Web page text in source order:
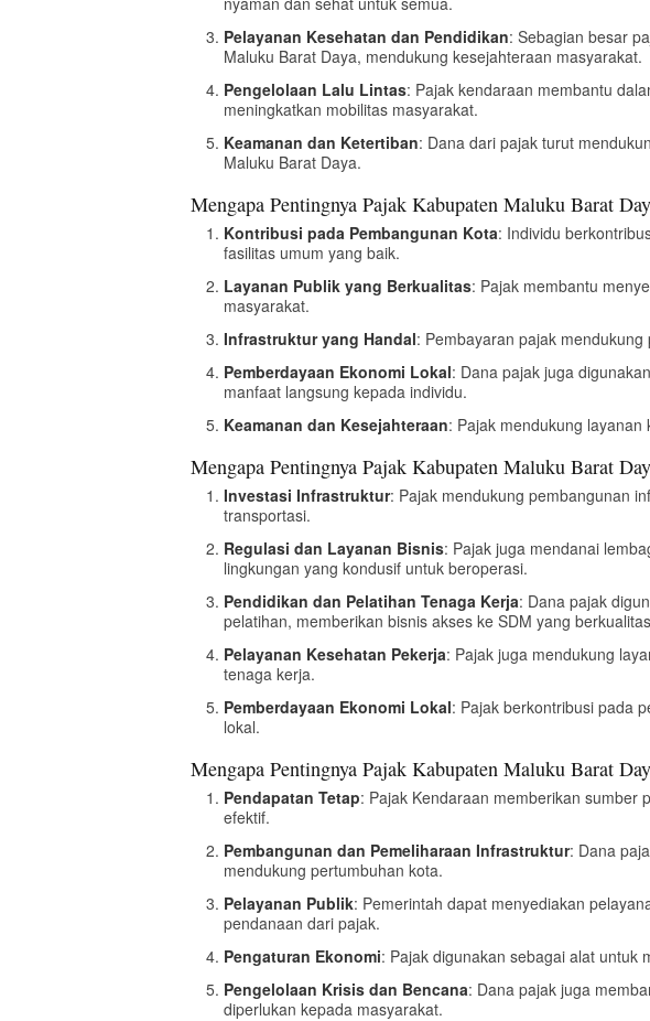
Pelayanan Kesehatan dan Pendidikan: Sebagian besar
Maluku Barat Daya, mendukung kesejahteraan masyarakat.
Pengelolaan Lalu Lintas: Pajak kendaraan membantu
meningkatkan mobilitas masyarakat.
Keamanan dan Ketertiban: Dana dari pajak turut
Maluku Barat Daya.
Mengapa Pentingnya Pajak Kabupaten Maluku Barat
Kontribusi pada Pembangunan Kota: Individu
fasilitas umum yang baik.
Layanan Publik yang Berkualitas: Pajak membantu
masyarakat.
Infrastruktur yang Handal: Pembayaran pajak
Pemberdayaan Ekonomi Lokal: Dana pajak juga
manfaat langsung kepada individu.
Keamanan dan Kesejahteraan: Pajak mendukung
Mengapa Pentingnya Pajak Kabupaten Maluku Barat
Investasi Infrastruktur: Pajak mendukung pembangunan
transportasi.
Regulasi dan Layanan Bisnis: Pajak juga mendanai
lingkungan yang kondusif untuk beroperasi.
Pendidikan dan Pelatihan Tenaga Kerja: Dana pajak
pelatihan, memberikan bisnis akses ke SDM yang
Pelayanan Kesehatan Pekerja: Pajak juga mendukung
tenaga kerja.
Pemberdayaan Ekonomi Lokal: Pajak berkontribusi pada
lokal.
Mengapa Pentingnya Pajak Kabupaten Maluku Barat
Pendapatan Tetap: Pajak Kendaraan memberikan sumber
efektif.
Pembangunan dan Pemeliharaan Infrastruktur: Dana
mendukung pertumbuhan kota.
Pelayanan Publik: Pemerintah dapat menyediakan
pendanaan dari pajak.
Pengaturan Ekonomi: Pajak digunakan sebagai alat untuk
Pengelolaan Krisis dan Bencana: Dana pajak juga
diperlukan kepada masyarakat.